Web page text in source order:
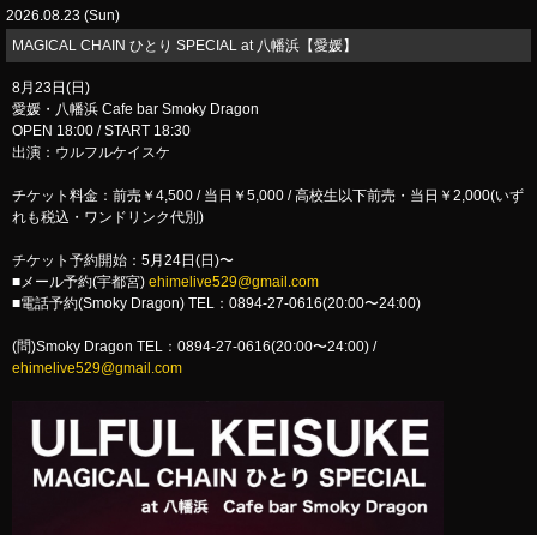
2026.08.23 (Sun)
MAGICAL CHAIN ひとり SPECIAL at 八幡浜【愛媛】
8月23日(日)
愛媛・八幡浜 Cafe bar Smoky Dragon
OPEN 18:00 / START 18:30
出演：ウルフルケイスケ
チケット料金：前売￥4,500 / 当日￥5,000 / 高校生以下前売・当日￥2,000(いず
れも税込・ワンドリンク代別)
チケット予約開始：5月24日(日)〜
■メール予約(宇都宮) ehimelive529@gmail.com
■電話予約(Smoky Dragon) TEL：0894-27-0616(20:00〜24:00)
(問)Smoky Dragon TEL：0894-27-0616(20:00〜24:00) /
ehimelive529@gmail.com